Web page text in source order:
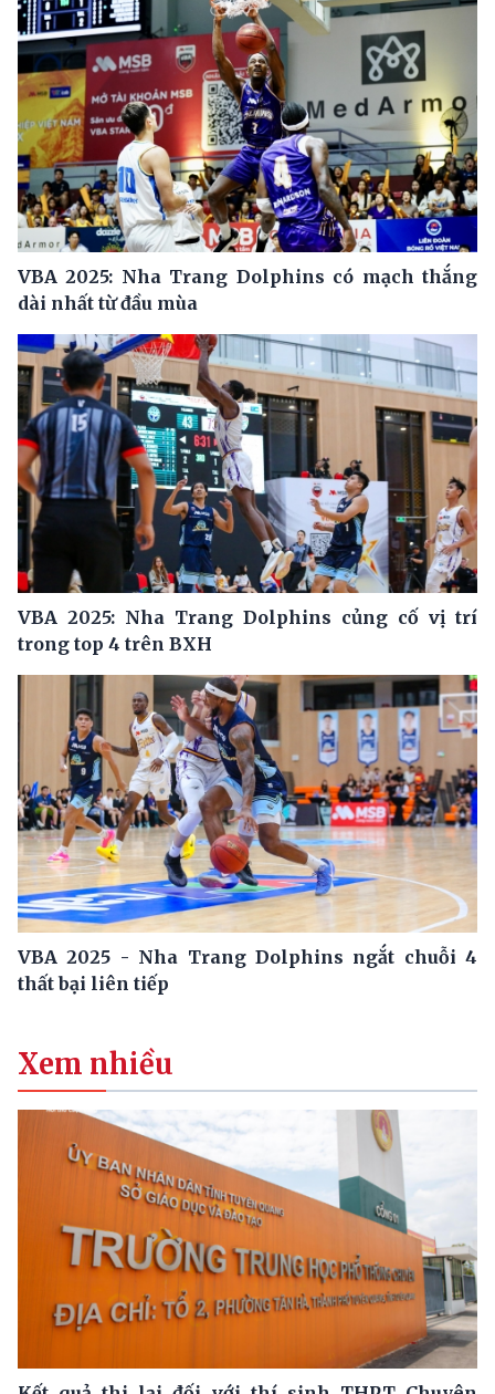
VBA 2025: Nha Trang Dolphins có mạch thắng
dài nhất từ đầu mùa
VBA 2025: Nha Trang Dolphins củng cố vị trí
trong top 4 trên BXH
VBA 2025 - Nha Trang Dolphins ngắt chuỗi 4
thất bại liên tiếp
Xem nhiều